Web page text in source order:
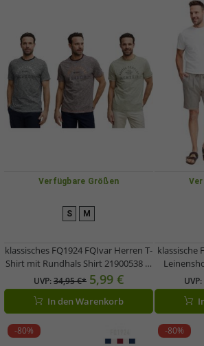
Verfügbare Größen
S M
klassisches FQ1924 FQIvar Herren T-
Shirt mit Rundhals Shirt 21900538 in
Grau, Braun oder Grün
UVP:34,95 €* 5,99 €
In den Warenkorb
klassische
ShortsUVP:
-80% -80%